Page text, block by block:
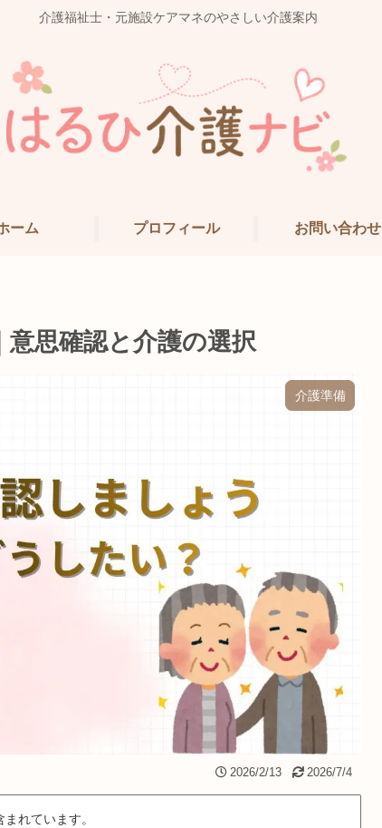
介護福祉士・元施設ケアマネのやさしい介護案内
ーム プロフィール お問い合わせ
思確認と介護の選択
介護準備
2026/2/13 2026/7/4
れています。